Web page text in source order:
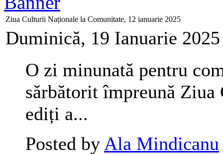
Ziua Culturii Naționale la Comunitate, 12 ianuarie 2025
Duminică, 19 Ianuarie
O zi minunată pentru
sărbătorit împreună
ediți a...
Posted by Ala Mindicanu